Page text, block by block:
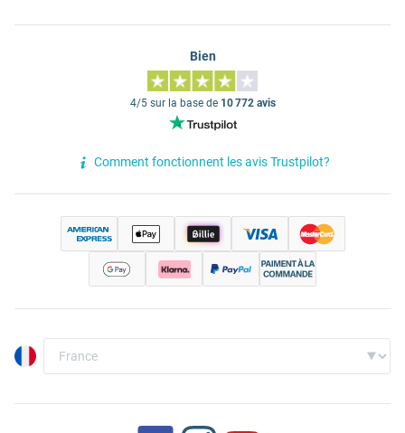
Bien
4/5 sur la base de 10 772 avis
Comment fonctionnent les avis Trustpilot?